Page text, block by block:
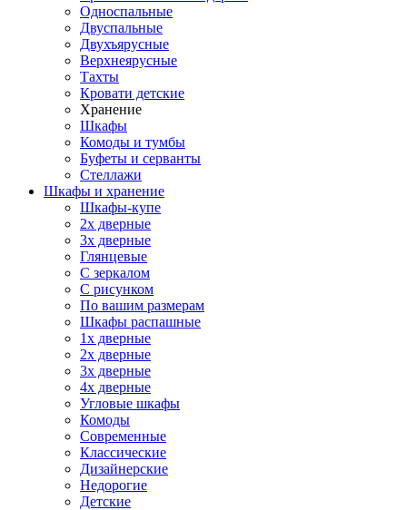
Односпальные
Двуспальные
Двухъярусные
Верхнеярусные
Тахты
Кровати детские
Хранение
Шкафы
Комоды и тумбы
Буфеты и серванты
Стеллажи
Шкафы и хранение
Шкафы-купе
2х дверные
3х дверные
Глянцевые
С зеркалом
С рисунком
По вашим размерам
Шкафы распашные
1х дверные
2х дверные
3х дверные
4х дверные
Угловые шкафы
Комоды
Современные
Классические
Дизайнерские
Недорогие
Детские